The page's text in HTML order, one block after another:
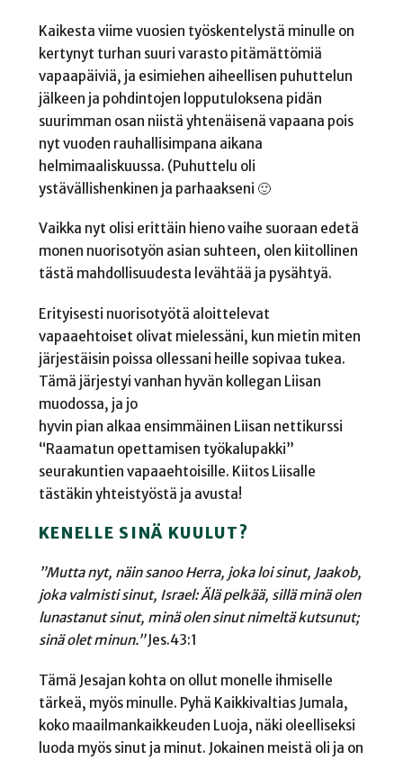
Kaikesta viime vuosien työskentelystä minulle on
kertynyt turhan suuri varasto pitämättömiä
vapaapäiviä, ja esimiehen aiheellisen puhuttelun
jälkeen ja pohdintojen lopputuloksena pidän
suurimman osan niistä yhtenäisenä vapaana pois
nyt vuoden rauhallisimpana aikana
helmimaaliskuussa. (Puhuttelu oli
ystävällishenkinen ja parhaakseni 🙂
Vaikka nyt olisi erittäin hieno vaihe suoraan edetä
monen nuorisotyön asian suhteen, olen kiitollinen
tästä mahdollisuudesta levähtää ja pysähtyä.
Erityisesti nuorisotyötä aloittelevat
vapaaehtoiset olivat mielessäni, kun mietin miten
järjestäisin poissa ollessani heille sopivaa tukea.
Tämä järjestyi vanhan hyvän kollegan Liisan
muodossa, ja jo
hyvin pian alkaa ensimmäinen Liisan nettikurssi
“Raamatun opettamisen työkalupakki”
seurakuntien vapaaehtoisille. Kiitos Liisalle
tästäkin yhteistyöstä ja avusta!
KENELLE SINÄ KUULUT?
”Mutta nyt, näin sanoo Herra, joka loi sinut, Jaakob,
joka valmisti sinut, Israel: Älä pelkää, sillä minä olen
lunastanut sinut, minä olen sinut nimeltä kutsunut;
sinä olet minun.”Jes.43:1
Tämä Jesajan kohta on ollut monelle ihmiselle
tärkeä, myös minulle. Pyhä Kaikkivaltias Jumala,
koko maailmankaikkeuden Luoja, näki oleelliseksi
luoda myös sinut ja minut. Jokainen meistä oli ja on